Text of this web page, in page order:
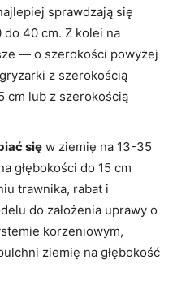
sprawdzają się
40 cm. Z kolei na
— o szerokości powyżej
z szerokością
cm lub z szerokością
się w ziemię na 13-35
głębokości do 15 cm
trawnika, rabat i
do założenia uprawy o
korzeniowym,
ziemię na głębokość